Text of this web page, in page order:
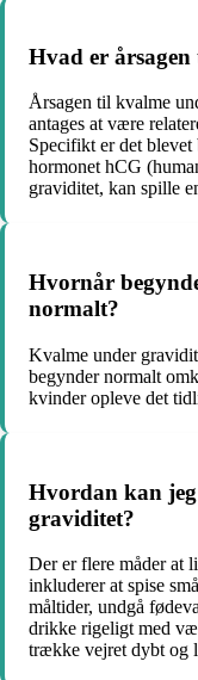
Hvad er
Årsagen til kvalme
antages at være
Specifikt er det
hormonet hCG
graviditet, kan spille
Hvornår
normalt?
Kvalme under
begynder normalt
kvinder opleve det
Hvordan kan
graviditet?
Der er flere måder at
inkluderer at spise
måltider, undgå
drikke rigeligt med
trække vejret dybt og